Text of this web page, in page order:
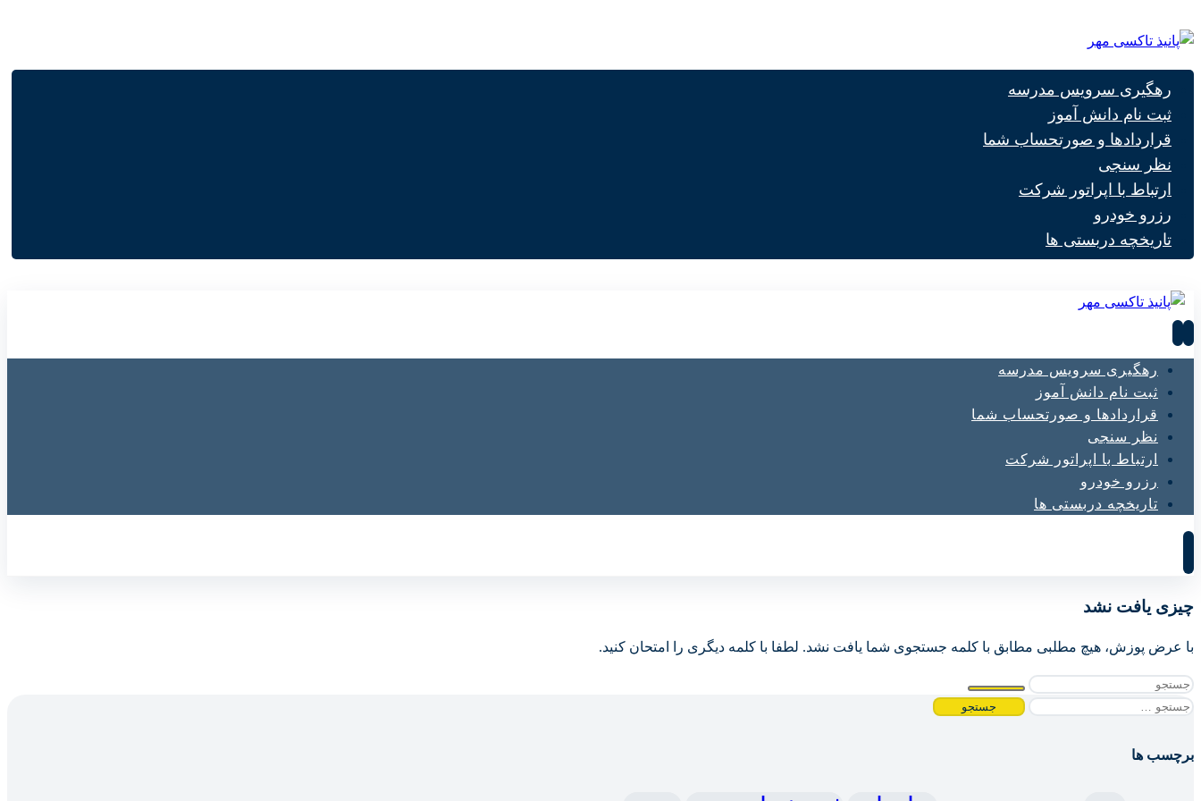
رهگیری سرویس مدرسه
ثبت نام دانش آموز
قراردادها و صورتحساب شما
نظر سنجی
ارتباط با اپراتور شرکت
رزرو خودرو
تاریخچه دربستی ها
رهگیری سرویس مدرسه
ثبت نام دانش آموز
قراردادها و صورتحساب شما
نظر سنجی
ارتباط با اپراتور شرکت
رزرو خودرو
تاریخچه دربستی ها
چیزی یافت نشد
با عرض پوزش، هیچ مطلبی مطابق با کلمه جستجوی شما یافت نشد. لطفا با کلمه دیگری را امتحان کنید.
جستجو
برچسب ها